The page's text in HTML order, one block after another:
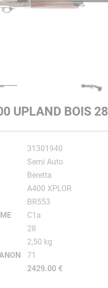
UPLAND BOIS 28
31301940
Semi Auto
Beretta
A400 XPLOR
BR553
C1a
28
2,50 kg
71
2429.00 €